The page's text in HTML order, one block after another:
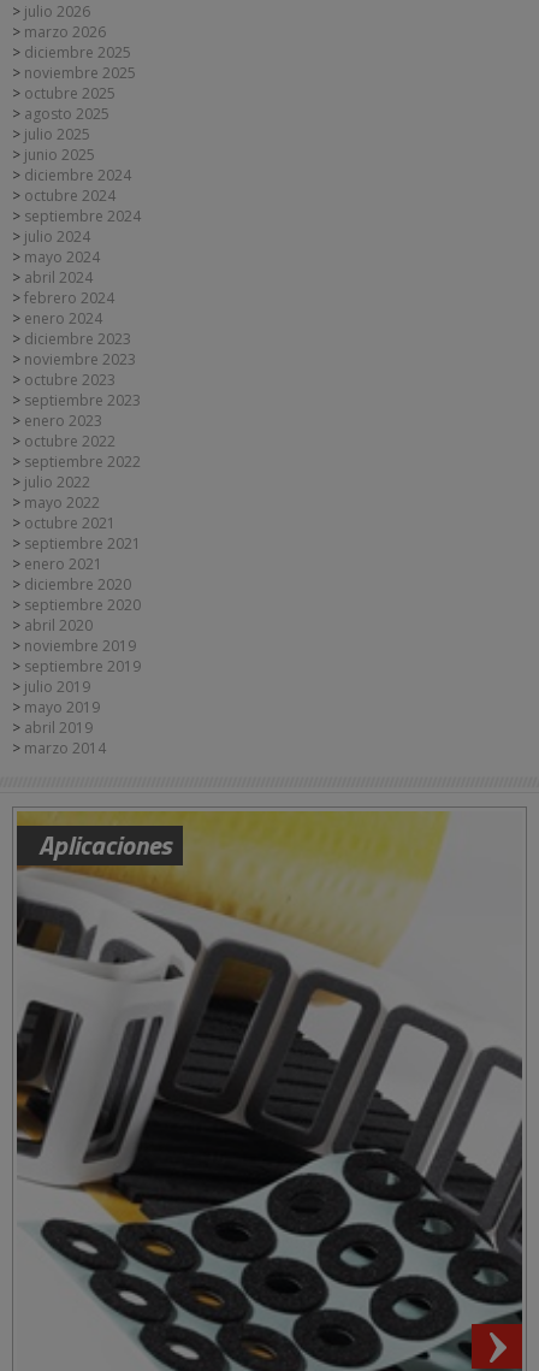
julio 2026
marzo 2026
diciembre 2025
noviembre 2025
octubre 2025
agosto 2025
julio 2025
junio 2025
diciembre 2024
octubre 2024
septiembre 2024
julio 2024
mayo 2024
abril 2024
febrero 2024
enero 2024
diciembre 2023
noviembre 2023
octubre 2023
septiembre 2023
enero 2023
octubre 2022
septiembre 2022
julio 2022
mayo 2022
octubre 2021
septiembre 2021
enero 2021
diciembre 2020
septiembre 2020
abril 2020
noviembre 2019
septiembre 2019
julio 2019
mayo 2019
abril 2019
marzo 2014
Aplicaciones